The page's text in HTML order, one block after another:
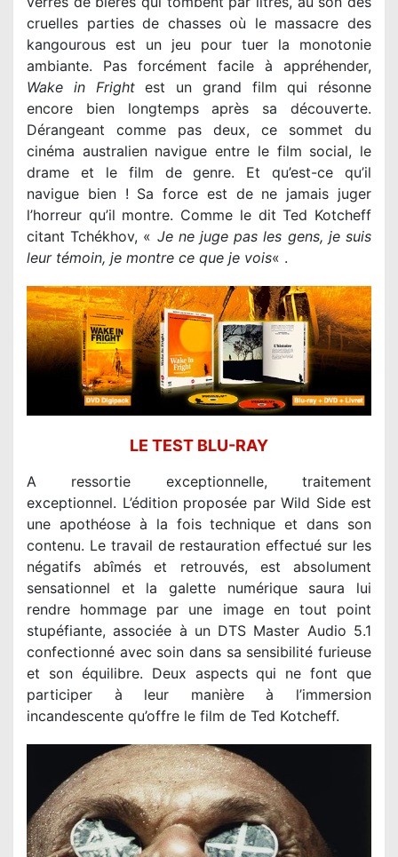
cruelles parties de chasses où le massacre des
kangourous est un jeu pour tuer la monotonie
ambiante. Pas forcément facile à appréhender,
Wake in Frightest un grand film qui résonne
encore bien longtemps après sa découverte.
Dérangeant comme pas deux, ce sommet du
cinéma australien navigue entre le film social, le
drame et le film de genre. Et qu’est-ce qu’il
navigue bien ! Sa force est de ne jamais juger
l’horreur qu’il montre. Comme le dit Ted Kotcheff
citant Tchékhov, « Je ne juge pas les gens, je suis
leur témoin, je montre ce que je vois« .
LE TEST BLU-RAY
A ressortie exceptionnelle, traitement
exceptionnel. L’édition proposée par Wild Side est
une apothéose à la fois technique et dans son
contenu. Le travail de restauration effectué sur les
négatifs abîmés et retrouvés, est absolument
sensationnel et la galette numérique saura lui
rendre hommage par une image en tout point
stupéfiante, associée à un DTS Master Audio 5.1
confectionné avec soin dans sa sensibilité furieuse
et son équilibre. Deux aspects qui ne font que
participer à leur manière à l’immersion
incandescente qu’offre le film de Ted Kotcheff.